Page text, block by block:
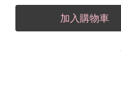
加入購物車